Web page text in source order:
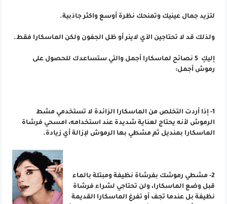
لتزيد جمال عينيك وتمنحك نظرة أوسع واكثر جاذبية.
ولذلك قد لا تحتاجين الآي لاينر أو ظل الجفون ولكن الماسكارا فقط.
إليكِ 5 نصائح لماسكارا أجمل والتي ستساعدك للحصول على
رموش أجمل:
1- إذا أردت التخلص من الماسكارا الزائدة لا تستخدمي مشط
الرموش لأنه يحتاج لعناية شديدة عند استخدامه، امسحي فرشاة
الماسكارا بمنديل ثم مشطي بها الرموش لإزالة أي زيادة.
2- مشطي رموشك بفرشاة نظيفة ومبتلة بالماء
قبل وضع الماسكارا، ولن تحتاجي لشراء فرشاة
نظيفة بل عندما تجف أو تفرغ الماسكارا القديمة